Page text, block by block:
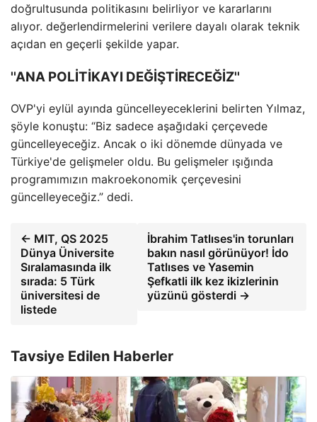
doğrultusunda politikasını belirliyor ve kararlarını
alıyor. değerlendirmelerini verilere dayalı olarak teknik
açıdan en geçerli şekilde yapar.
''ANA POLİTİKAYI DEĞİŞTİRECEĞİZ''
OVP'yi eylül ayında güncelleyeceklerini belirten Yılmaz,
şöyle konuştu: “Biz sadece aşağıdaki çerçevede
güncelleyeceğiz. Ancak o iki dönemde dünyada ve
Türkiye'de gelişmeler oldu. Bu gelişmeler ışığında
programımızın makroekonomik çerçevesini
güncelleyeceğiz.” dedi.
← MIT, QS 2025
Dünya Üniversite
Sıralamasında ilk
sırada: 5 Türk
üniversitesi de
listede
İbrahim Tatlıses'in torunları
bakın nasıl görünüyor! İdo
Tatlıses ve Yasemin
Şefkatli ilk kez ikizlerinin
yüzünü gösterdi →
Tavsiye Edilen Haberler